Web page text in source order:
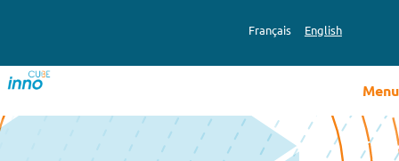
Français English
Menu